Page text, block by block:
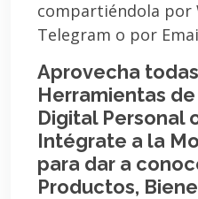
compartiéndola por
Telegram o por
Aprovecha
Herramientas
Digital Personal
Intégrate a la
para dar a
Productos,